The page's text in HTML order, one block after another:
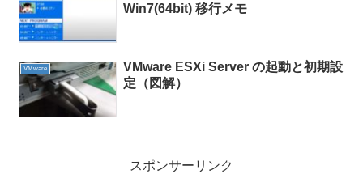
Win7(64bit) 移行メモ
VMware
VMware ESXi Server の起動と初期設
定（図解）
スポンサーリンク